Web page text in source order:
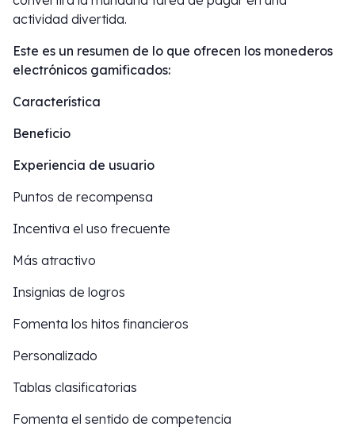
actividad divertida.
Este es un resumen de lo que ofrecen los monederos
electrónicos gamificados:
Característica
Beneficio
Experiencia de usuario
Puntos de recompensa
Incentiva el uso frecuente
Más atractivo
Insignias de logros
Fomenta los hitos financieros
Personalizado
Tablas clasificatorias
Fomenta el sentido de competencia